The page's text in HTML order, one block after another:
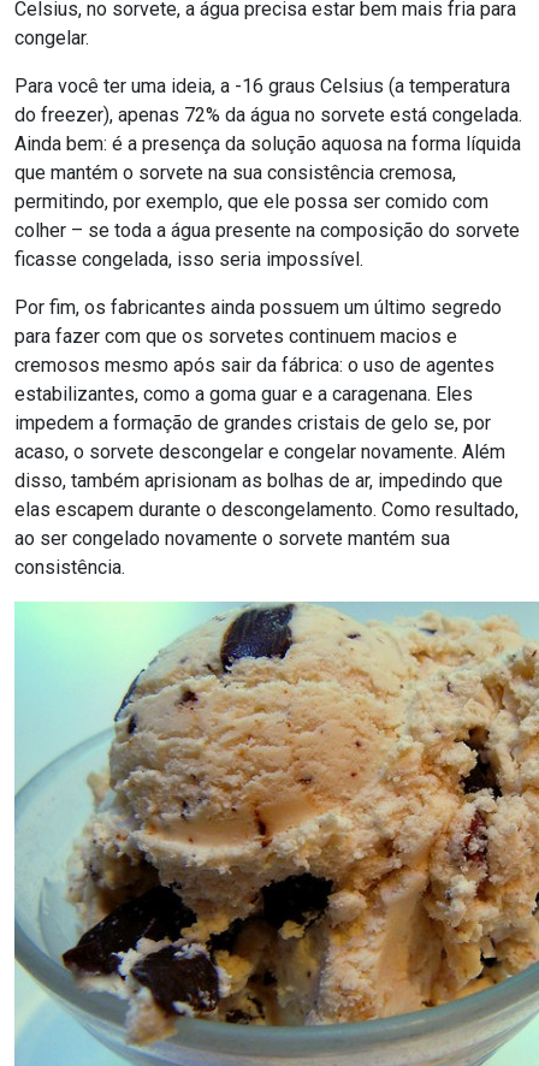
Celsius, no sorvete, a água precisa estar bem mais fria para
congelar.
Para você ter uma ideia, a -16 graus Celsius (a temperatura
do freezer), apenas 72% da água no sorvete está congelada.
Ainda bem: é a presença da solução aquosa na forma líquida
que mantém o sorvete na sua consistência cremosa,
permitindo, por exemplo, que ele possa ser comido com
colher – se toda a água presente na composição do sorvete
ficasse congelada, isso seria impossível.
Por fim, os fabricantes ainda possuem um último segredo
para fazer com que os sorvetes continuem macios e
cremosos mesmo após sair da fábrica: o uso de agentes
estabilizantes, como a goma guar e a caragenana. Eles
impedem a formação de grandes cristais de gelo se, por
acaso, o sorvete descongelar e congelar novamente. Além
disso, também aprisionam as bolhas de ar, impedindo que
elas escapem durante o descongelamento. Como resultado,
ao ser congelado novamente o sorvete mantém sua
consistência.